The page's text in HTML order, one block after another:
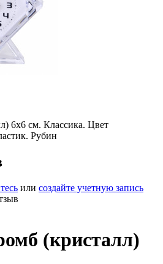
6x6 см. Классика. Цвет
Рубин
или создайте учетную запись
(кристалл)